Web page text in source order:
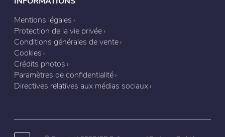
Mentions légales
Protection de la vie privée
Conditions générales de vente
Cookies
Crédits photos
Paramètres de confidentialité
Directives relatives aux médias sociaux